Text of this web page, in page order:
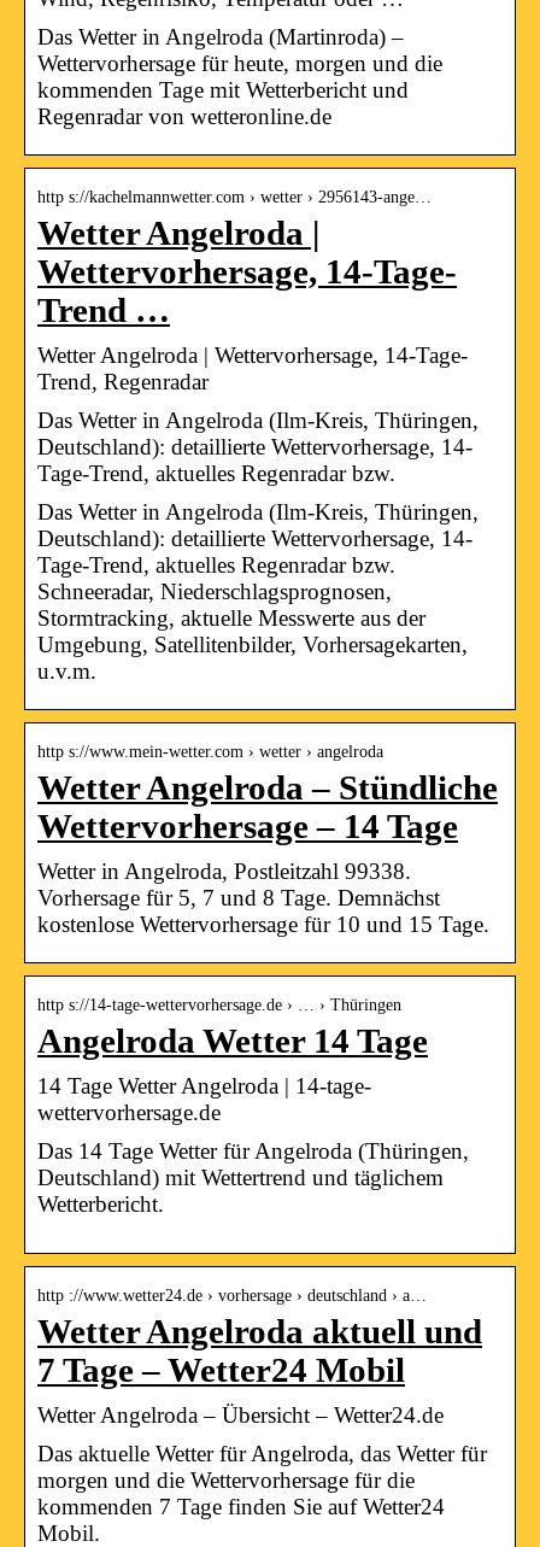
Das Wetter in Angelroda (Martinroda) –
Wettervorhersage für heute, morgen und die
kommenden Tage mit Wetterbericht und
Regenradar von wetteronline.de
http s://kachelmannwetter.com › wetter › 2956143-ange…
Wetter Angelroda |
Wettervorhersage, 14-Tage-
Trend …
Wetter Angelroda | Wettervorhersage, 14-Tage-
Trend, Regenradar
Das Wetter in Angelroda (Ilm-Kreis, Thüringen,
Deutschland): detaillierte Wettervorhersage, 14-
Tage-Trend, aktuelles Regenradar bzw.
Das Wetter in Angelroda (Ilm-Kreis, Thüringen,
Deutschland): detaillierte Wettervorhersage, 14-
Tage-Trend, aktuelles Regenradar bzw.
Schneeradar, Niederschlagsprognosen,
Stormtracking, aktuelle Messwerte aus der
Umgebung, Satellitenbilder, Vorhersagekarten,
u.v.m.
http s://www.mein-wetter.com › wetter › angelroda
Wetter Angelroda – Stündliche
Wettervorhersage – 14 Tage
Wetter in Angelroda, Postleitzahl 99338.
Vorhersage für 5, 7 und 8 Tage. Demnächst
kostenlose Wettervorhersage für 10 und 15 Tage.
http s://14-tage-wettervorhersage.de › … › Thüringen
Angelroda Wetter 14 Tage
14 Tage Wetter Angelroda | 14-tage-
wettervorhersage.de
Das 14 Tage Wetter für Angelroda (Thüringen,
Deutschland) mit Wettertrend und täglichem
Wetterbericht.
http ://www.wetter24.de › vorhersage › deutschland › a…
Wetter Angelroda aktuell und
7 Tage – Wetter24 Mobil
Wetter Angelroda – Übersicht – Wetter24.de
Das aktuelle Wetter für Angelroda, das Wetter für
morgen und die Wettervorhersage für die
kommenden 7 Tage finden Sie auf Wetter24
Mobil.